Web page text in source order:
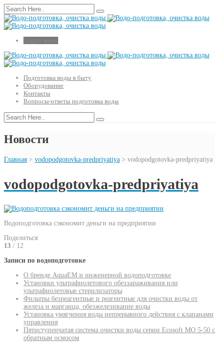
Подготовка воды в быту
Оборудование
Контакты
Вопросы-ответы подготовка воды
Новости
Главная > vodopodgotovka-predpriyatiya > vodopodgotovka-predpriyatiya
vodopodgotovka-predpriyatiya
Водоподготовка сэкономит деньги на предприятии
Поделиться
13 / 12
Записи по водоподготовке
О бренде AquaEM и инженерной водоподготовке
Установки ультрафиолетового обеззараживания или
ультрафиолетовые стерилизаторы
Фильтры безреагентные и реагентные для очистки воды от
железа и марганца, обезжелезивание воды
Установка умягчения воды непрерывного действия с клапанами
управления
Пятиступенчатая система очистки воды серии Ecosoft MO 5-50 с
обратным осмосом